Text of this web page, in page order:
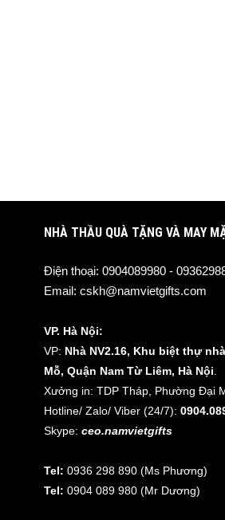
NHÀ THẦU QUÀ TẶNG VÀ MAY
Điện thoại: 0904089980 -
Email: cskh@namvietgifts.com
VP. Hà Nội:
VP: Nhà NV2.16, Khu biệt thự
Mỗ, Quận Nam Từ Liêm, Hà Nội
Xưởng in: TDP Tháp, Phường Đại
Hotline/ Zalo/ Viber (24/7):
Skype: ceo.namvietgifts
Tel: 0936 298 890 (Ms Phương)
Tel: 0904 089 980 (Mr Dương)